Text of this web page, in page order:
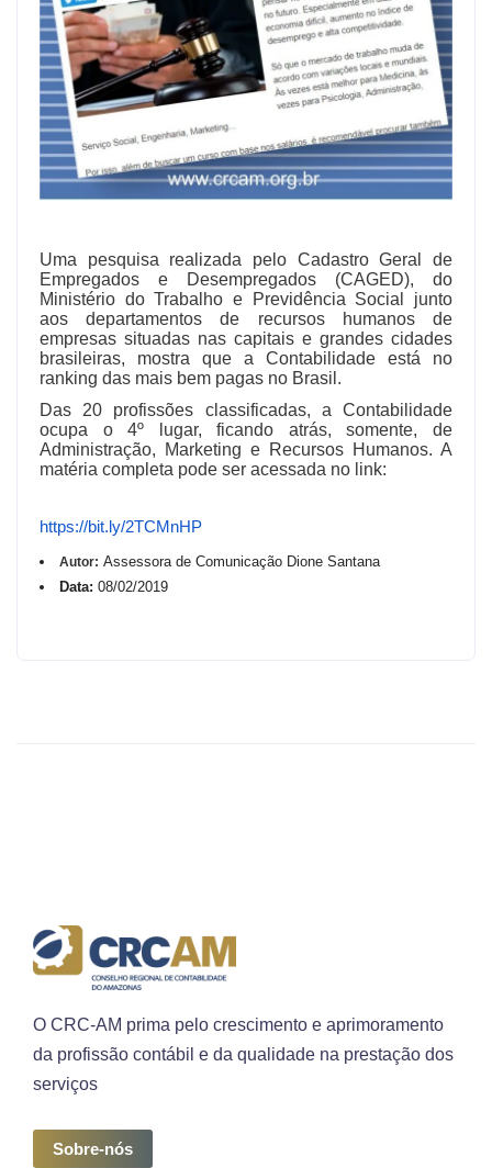
Uma pesquisa realizada pelo Cadastro Geral de
Empregados e Desempregados (CAGED), do
Ministério do Trabalho e Previdência Social junto
aos departamentos de recursos humanos de
empresas situadas nas capitais e grandes cidades
brasileiras, mostra que a Contabilidade está no
ranking das mais bem pagas no Brasil.
Das 20 profissões classificadas, a Contabilidade
ocupa o 4º lugar, ficando atrás, somente, de
Administração, Marketing e Recursos Humanos. A
matéria completa pode ser acessada no link:
https://bit.ly/2TCMnHP
Autor: Assessora de Comunicação Dione Santana
Data: 08/02/2019
O CRC-AM prima pelo crescimento e aprimoramento
da profissão contábil e da qualidade na prestação dos
serviços
Sobre-nós